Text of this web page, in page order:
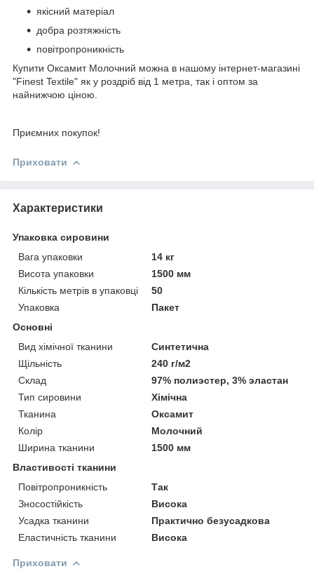
якісний матеріал
добра розтяжність
повітропроникність
Купити Оксамит Молочний можна в нашому інтернет-магазині
"Finest Textile" як у роздріб від 1 метра, так і оптом за
найнижчою ціною.
Приємних покупок!
Приховати
Характеристики
Упаковка сировини
Вага упаковки
14 кг
Висота упаковки
1500 мм
Кількість метрів в упаковці
50
Упаковка
Пакет
Основні
Вид хімічної тканини
Синтетична
Щільність
240 г/м2
Склад
97% полиэстер, 3% эластан
Тип сировини
Хімічна
Тканина
Оксамит
Колір
Молочний
Ширина тканини
1500 мм
Властивості тканини
Повітропроникність
Так
Зносостійкість
Висока
Усадка тканини
Практично безусадкова
Еластичність тканини
Висока
Приховати